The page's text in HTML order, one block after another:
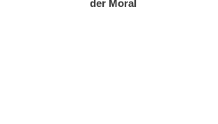
der Moral